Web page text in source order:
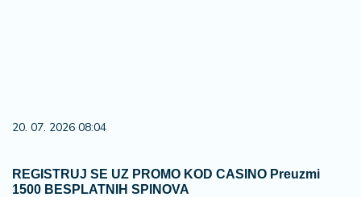
20. 07. 2026 08:04
REGISTRUJ SE UZ PROMO KOD CASINO Preuzmi
1500 BESPLATNIH SPINOVA